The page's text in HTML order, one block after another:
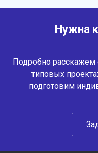
Нужна
Подробно расскажем
типовых
подготовим